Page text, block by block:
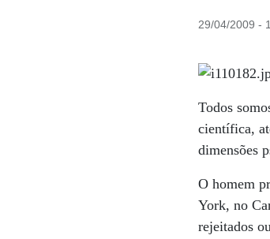
29/04/2009 -
Todos
científica,
dimensões
O homem
York, no
rejeitados